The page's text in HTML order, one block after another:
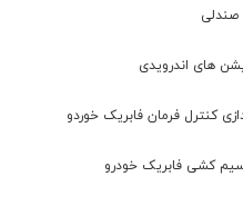
صندلی
های اندرویدی
کنترل فرمان فابریک خوردو
کشی فابریک خودرو